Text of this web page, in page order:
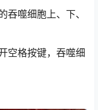
噬细胞上、下、
空格按键，吞噬细